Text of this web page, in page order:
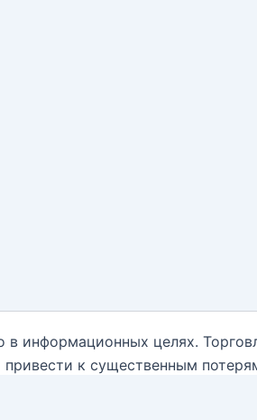
в информационных целях.
к существенным